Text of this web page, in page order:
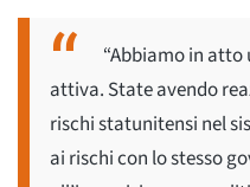
“Abbiamo in
attiva. State avendo
rischi statunitensi nel
ai rischi con lo stesso